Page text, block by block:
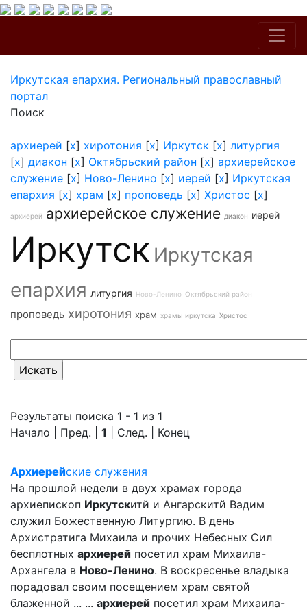
Иркутская епархия. Региональный православный
портал
Поиск
архиерей [x] хиротония [x] Иркутск [x] литургия
[x] диакон [x] Октябрьский район [x] архиерейское
служение [x] Ново-Ленино [x] иерей [x] Иркутская
епархия [x] храм [x] проповедь [x] Христос [x]
архиерей архиерейское служение диакон иерей
Иркутск Иркутская
епархия литургия Ново-Ленино Октябрьский район
проповедь хиротония храм храмы иркутска Христос
Результаты поиска 1 - 1 из 1
Начало | Пред. | 1 | След. | Конец
Архиерейские служения
На прошлой недели в двух храмах города
архиепископ Иркутскитй и Ангарскитй Вадим
служил Божественную Литургию. В день
Архистратига Михаила и прочих Небесных Сил
бесплотных архиерей посетил храм Михаила-
Архангела в Ново-Ленино. В воскресенье владыка
порадовал своим посещением храм святой
блаженной ... ... архиерей посетил храм Михаила-